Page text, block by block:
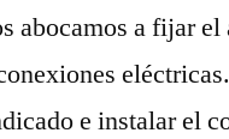
abocamos a fijar el
e instalar el